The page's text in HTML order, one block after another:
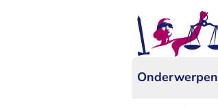
Onderwerpen